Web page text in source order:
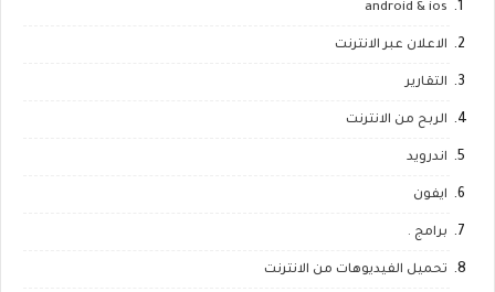
android & ios
الاعلان عبر الانترنت
التقارير
الربح من الانترنت
اندرويد
ايفون
برامج .
تحميل الفيديوهات من الانترنت